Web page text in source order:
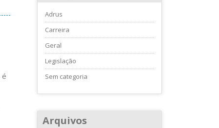
é
Adrus
Carreira
Geral
Legislação
Sem categoria
Arquivos